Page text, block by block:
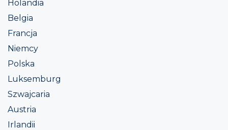
Holandia
Belgia
Francja
Niemcy
Polska
Luksemburg
Szwajcaria
Austria
Irlandii